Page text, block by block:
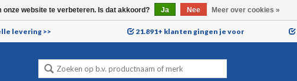
levering >> 21.891+ klanten gingen je voor
onze website te verbeteren. Is dat akkoord? Ja Nee Meer over cookies »